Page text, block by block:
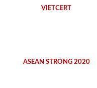
VIETCERT
ASEAN STRONG 2020